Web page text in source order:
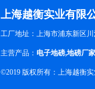
上海越衡实业有限
工厂地址：上海市浦东新区川
主营产品： 电子地磅,地磅厂家
©2019 版权所有：上海越衡